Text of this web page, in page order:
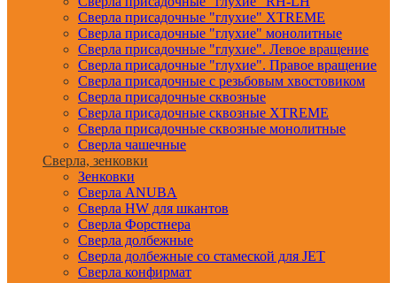
Сверла присадочные "глухие" XTREME
Сверла присадочные "глухие" монолитные
Сверла присадочные "глухие". Левое вращение
Сверла присадочные "глухие". Правое вращение
Сверла присадочные с резьбовым хвостовиком
Сверла присадочные сквозные
Сверла присадочные сквозные XTREME
Сверла присадочные сквозные монолитные
Сверла чашечные
Сверла, зенковки
Зенковки
Сверла ANUBA
Сверла HW для шкантов
Сверла Форстнера
Сверла долбежные
Сверла долбежные со стамеской для JET
Сверла конфирмат